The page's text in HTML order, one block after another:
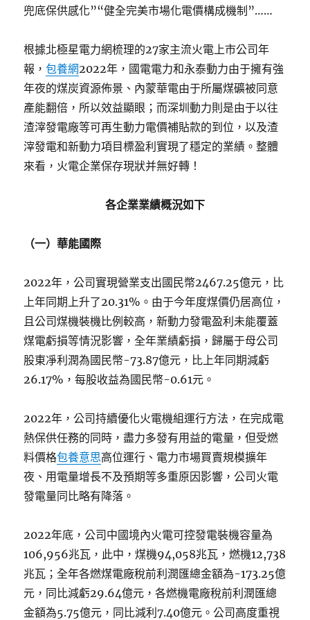
兜底保供感化”“健全完美市場化電價構成機制”……
根據北極星電力網梳理的27家主流火電上市公司年
報，包養網2022年，國電電力和永泰動力由于擁有強
年夜的煤炭資源佈景、內蒙華電由于所屬煤礦被同意
產能翻倍，所以效益顯眼；而深圳動力則是由于以往
渣滓發電廠等可再生動力電價補貼款的到位，以及渣
滓發電和新動力項目標盈利實現了穩定的業績。整體
來看，火電企業保存現狀并無好轉！
各企業業績概況如下
（一）華能國際
2022年，公司實現營業支出國民幣2467.25億元，比
上年同期上升了20.31%。由于今年度煤價仍居高位，
且公司煤機裝機比例較高，新動力發電盈利未能覆蓋
煤電虧損等情況影響，全年業績虧損，歸屬于母公司
股東凈利潤為國民幣-73.87億元，比上年同期減虧
26.17%，每股收益為國民幣-0.61元。
2022年，公司持續優化火電機組運行方法，在完成電
熱保供任務的同時，盡力多發有用益的電量，但受燃
料價格包養意思高位運行、電力市場買賣規模擴年
夜、用電量增長不及預期等多重原因影響，公司火電
發電量同比略有降落。
2022年底，公司中國境內火電可控發電裝機容量為
106,956兆瓦，此中，煤機94,058兆瓦，燃機12,738
兆瓦；全年各燃煤電廠稅前利潤匯總金額為-173.25億
元，同比減虧29.64億元，各燃機電廠稅前利潤匯總
金額為5.75億元，同比減利7.40億元。公司高度重視